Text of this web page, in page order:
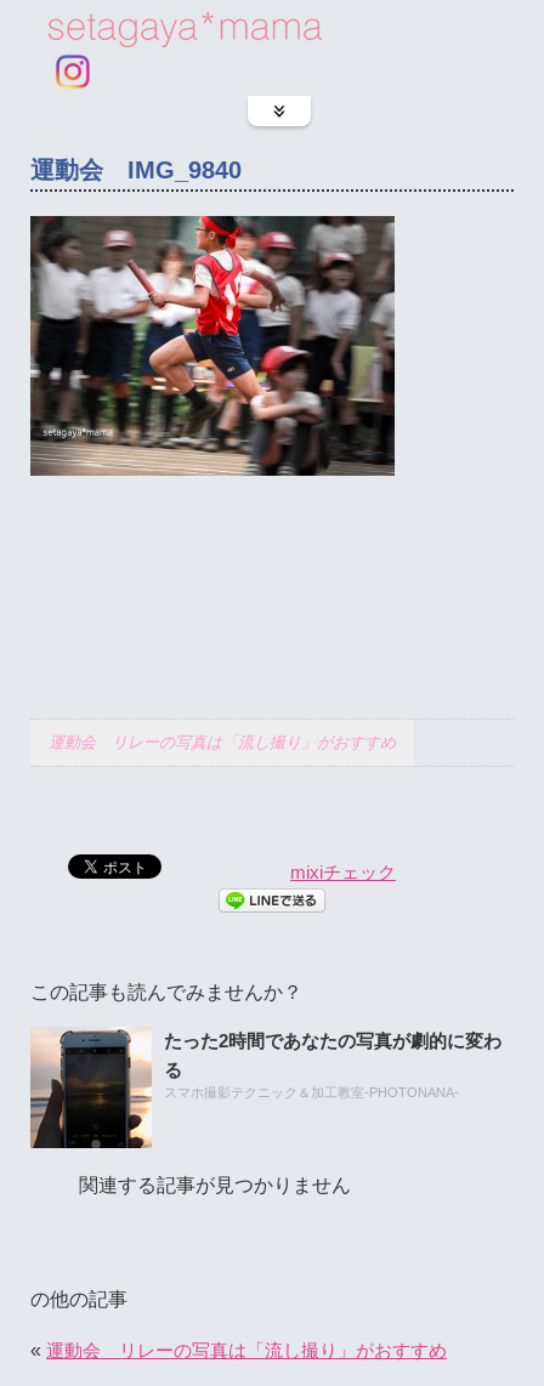
運動会 IMG_9840
運動会 リレーの写真は「流し撮り」がおすすめ
mixiチェック
この記事も読んでみませんか？
たった2時間であなたの写真が劇的に変わ
る
スマホ撮影テクニック＆加工教室-PHOTONANA-
関連する記事が見つかりません
の他の記事
« 運動会 リレーの写真は「流し撮り」がおすすめ